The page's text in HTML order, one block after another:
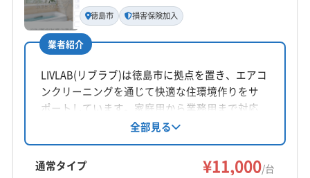
公式HP
公式サイトを見る
代表者名
非公開
所在地
徳島県小松島市小松島町字外開23-3-13 外開ビル101
対応地域
徳島市
勝浦郡勝浦町
勝浦郡上勝町
板野郡松茂町
板野郡上板町
板野郡板野町
板野郡藍住町
徳島市 損害保険加入
業者紹介
LIVLAB(リブラブ)は徳島市に拠点を置き、エアコ
ンクリーニングを通じて快適な住環境作りをサ
ポートしています。家庭用から業務用まで対応
し、丁寧な分解洗浄でアレルギー対策にも注
力。PayPayやクレジットカード決済も可能で
す。損害保険に加入済みです。
全部見る
通常タイプ ¥11,000/台